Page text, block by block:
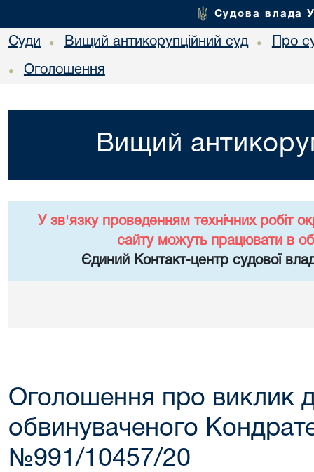
Судова влада
Суди • Вищий антикорупційний суд • Про
• Оголошення
Вищий
У зв'язку проведенням технічних робіт
сайту можуть працювати в
Єдиний Контакт-центр судової
Оголошення про виклик
обвинуваченого
№991/10457/20